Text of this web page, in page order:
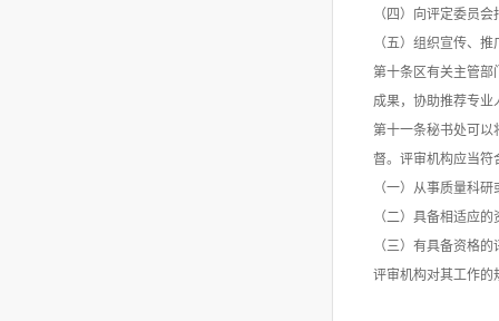
（四）向评定委员
（五）组织宣传、
第十条区有关主管部
成果，协助推荐专
第十一条秘书处可以
督。评审机构应当符
（一）从事质量科
（二）具备相适应
（三）有具备资格
评审机构对其工作的